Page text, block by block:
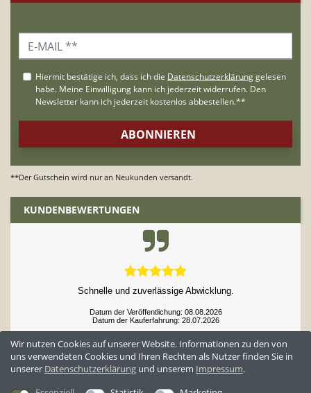
**Der Gutschein wird nur an Neukunden versandt.
KUNDENBEWERTUNGEN
Schnelle und zuverlässige Abwicklung.
Datum der Veröffentlichung: 08.08.2026
Datum der Kauferfahrung: 28.07.2026
Wir nutzen Cookies auf unserer Website. Informationen zu den von
uns verwendeten Cookies und Ihren Rechten als Nutzer finden Sie in
unserer Daten­schutz­erklärung und unserem Impressum.